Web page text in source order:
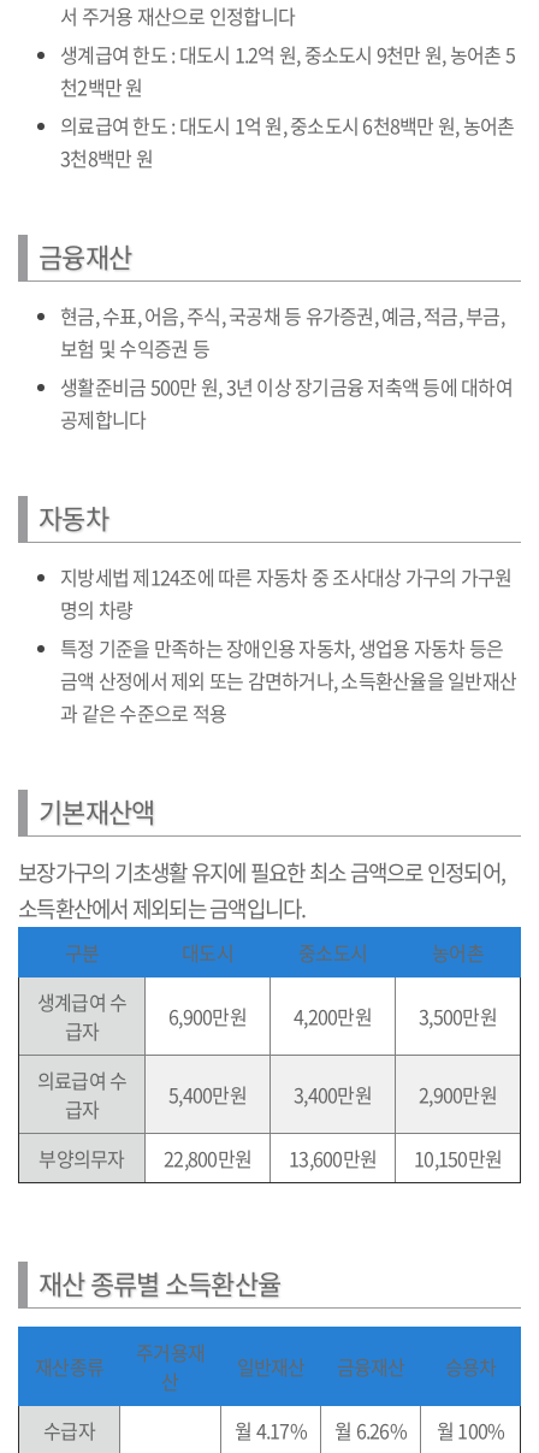
서 주거용 재산으로 인정합니다
생계급여 한도 : 대도시 1.2억 원, 중소도시 9천만 원, 농어촌 5
천2백만 원
의료급여 한도 : 대도시 1억 원, 중소도시 6천8백만 원, 농어촌
3천8백만 원
금융재산
현금, 수표, 어음, 주식, 국공채 등 유가증권, 예금, 적금, 부금,
보험 및 수익증권 등
생활준비금 500만 원, 3년 이상 장기금융 저축액 등에 대하여
공제합니다
자동차
지방세법 제124조에 따른 자동차 중 조사대상 가구의 가구원
명의 차량
특정 기준을 만족하는 장애인용 자동차, 생업용 자동차 등은
금액 산정에서 제외 또는 감면하거나, 소득환산율을 일반재산
과 같은 수준으로 적용
기본재산액
보장가구의 기초생활 유지에 필요한 최소 금액으로 인정되어,
소득환산에서 제외되는 금액입니다.
구분 대도시 중소도시
농어촌
생계급여 수
급자
6,900만원 4,200만원 3,500만원
의료급여 수
급자
5,400만원 3,400만원 2,900만원
부양의무자 22,800만원 13,600만원 10,150만원
재산 종류별 소득환산율
재산종류
주거용재
산
일반재산 금융재산 승용차
수급자
월 4.17% 월 6.26%
월 100%